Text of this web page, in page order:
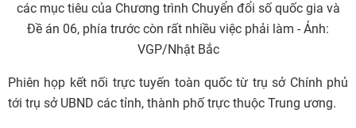
các mục tiêu của Chương trình Chuyển đổi số quốc gia và
Đề án 06, phía trước còn rất nhiều việc phải làm - Ảnh:
VGP/Nhật Bắc
Phiên họp kết nối trực tuyến toàn quốc từ trụ sở Chính phủ
tới trụ sở UBND các tỉnh, thành phố trực thuộc Trung ương.